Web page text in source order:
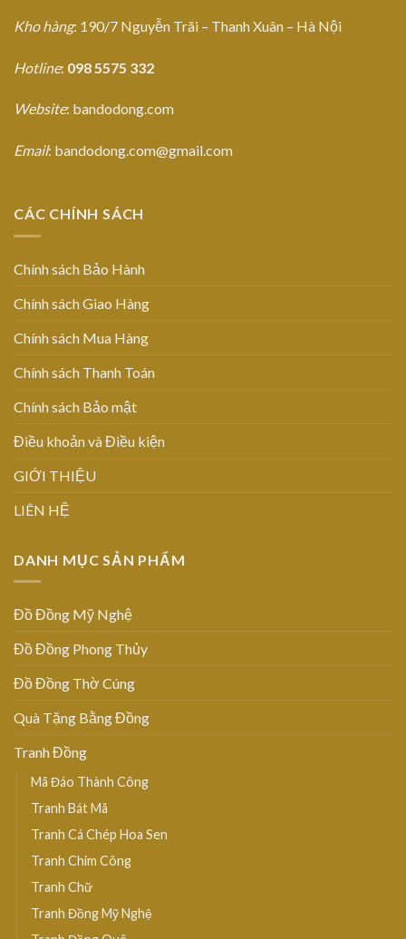
Kho hàng: 190/7 Nguyễn Trãi – Thanh Xuân – Hà Nội
Hotline: 098 5575 332
Website: bandodong.com
Email: bandodong.com@gmail.com
CÁC CHÍNH SÁCH
Chính sách Bảo Hành
Chính sách Giao Hàng
Chính sách Mua Hàng
Chính sách Thanh Toán
Chính sách Bảo mật
Điều khoản và Điều kiện
GIỚI THIỆU
LIÊN HỆ
DANH MỤC SẢN PHẨM
Đồ Đồng Mỹ Nghệ
Đồ Đồng Phong Thủy
Đồ Đồng Thờ Cúng
Quà Tặng Bằng Đồng
Tranh Đồng
Mã Đáo Thành Công
Tranh Bát Mã
Tranh Cá Chép Hoa Sen
Tranh Chim Công
Tranh Chữ
Tranh Đồng Mỹ Nghệ